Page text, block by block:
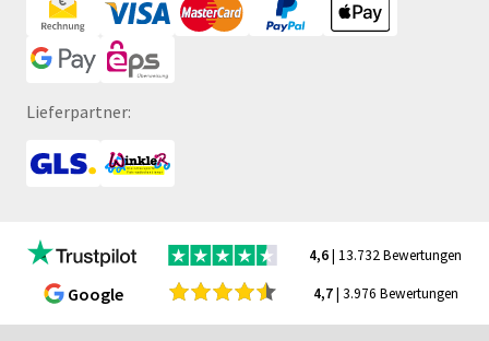
Lieferpartner:
4,6| 13.732 Bewertungen
Google 4,7| 3.976 Bewertungen